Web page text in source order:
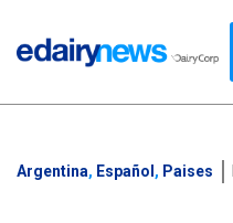
Argentina, Español , Paises